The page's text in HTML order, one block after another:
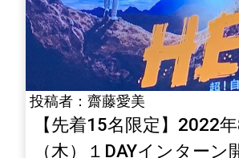
投稿者：齋藤愛美
【先着15名限定】2022
（木）１DAYインターン